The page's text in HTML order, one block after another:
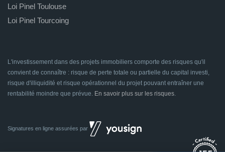
Loi Pinel Toulouse
Loi Pinel Tourcoing
L'investissement dans des projets immobiliers comporte des risques qu'il
convient de connaître : risque de perte totale ou partielle du capital investi,
risque d'illiquidité et risque opérationnel du projet pouvant entraîner une
rentabilité moindre que prévue. En savoir plus sur les risques
Signatures en ligne assurées par